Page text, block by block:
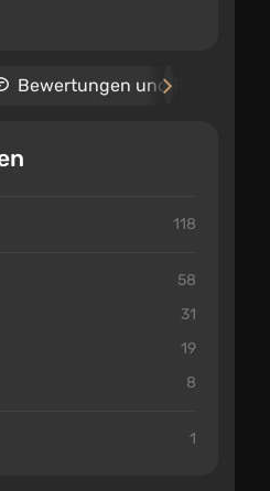
Bewertungen und
118
58
31
19
8
1